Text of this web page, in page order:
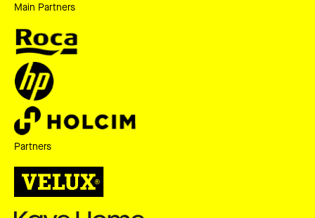
Main Partners
Partners